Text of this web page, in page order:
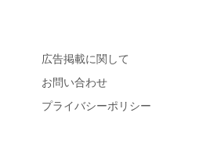
広告掲載に関して
お問い合わせ
プライバシーポリシー